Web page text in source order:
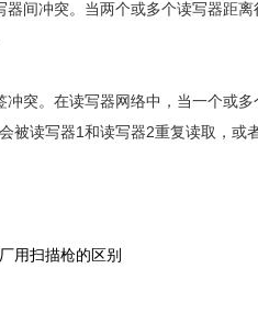
冲突。当两个或多个读写器距离
。在读写器网络中，当一个或多
被读写器1和读写器2重复读取，
扫描枪的区别